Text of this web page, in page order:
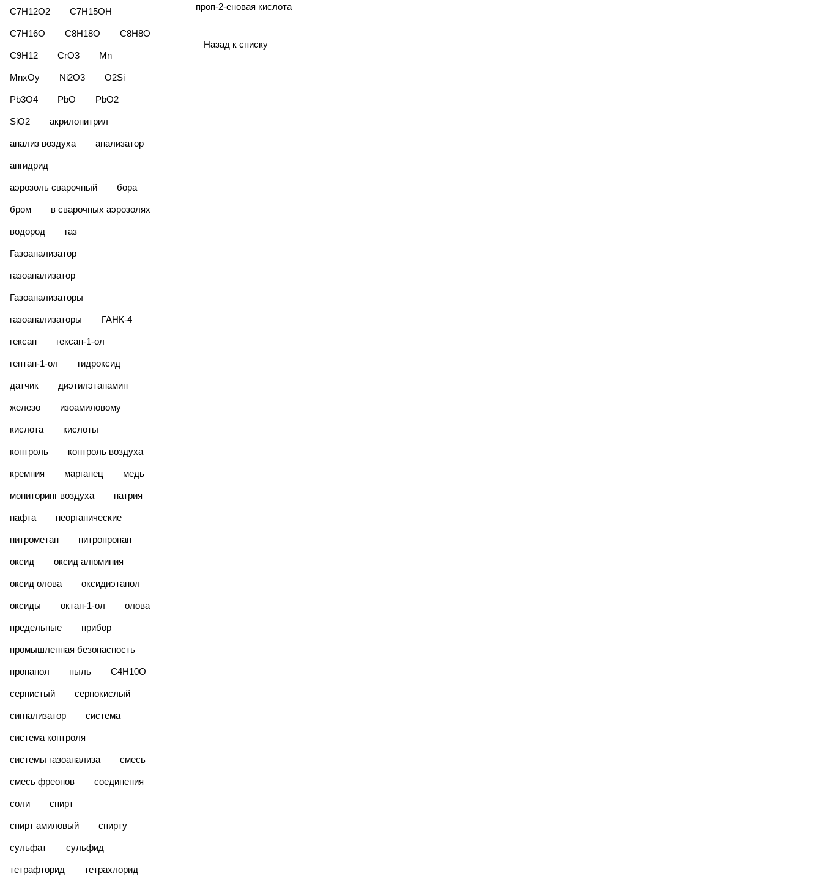
проп-2-еновая кислота
Назад к списку
C7H12O2 C7H15OH
C7H16O C8H18O C8H8O
C9H12 CrO3 Mn
MnxОy Ni2O3 O2Si
Pb3O4 PbO PbO2
SiO2 акрилонитрил
анализ воздуха анализатор
ангидрид
аэрозоль сварочный бора
бром в сварочных аэрозолях
водород газ
Газоанализатор
газоанализатор
Газоанализаторы
газоанализаторы ГАНК-4
гексан гексан-1-ол
гептан-1-ол гидроксид
датчик диэтилэтанамин
железо изоамиловому
кислота кислоты
контроль контроль воздуха
кремния марганец медь
мониторинг воздуха натрия
нафта неорганические
нитрометан нитропропан
оксид оксид алюминия
оксид олова оксидиэтанол
оксиды октан-1-ол олова
предельные прибор
промышленная безопасность
пропанол пыль С4Н10О
сернистый сернокислый
сигнализатор система
система контроля
системы газоанализа смесь
смесь фреонов соединения
соли спирт
спирт амиловый спирту
сульфат сульфид
тетрафторид тетрахлорид